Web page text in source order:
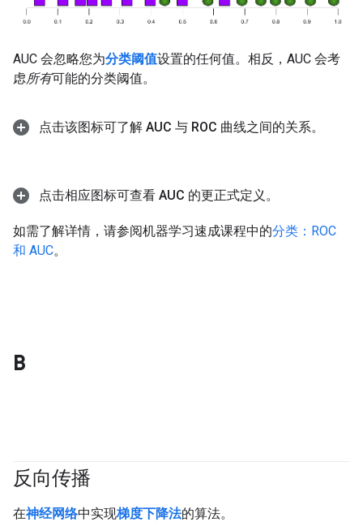
AUC 会忽略您为分类阈值设置的任何值。相反，AUC 会考
虑所有可能的分类阈值。
点击该图标可了解 AUC 与 ROC 曲线之间的关系。
点击相应图标可查看 AUC 的更正式定义。
如需了解详情，请参阅机器学习速成课程中的分类：ROC
和 AUC。
B
反向传播
在神经网络中实现梯度下降法的算法。